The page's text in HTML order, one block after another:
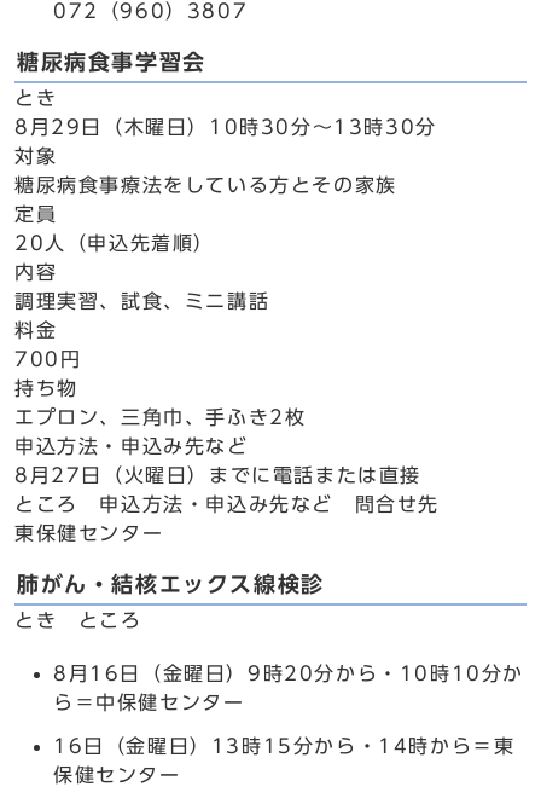
072（960）3807
糖尿病食事学習会
とき
8月29日（木曜日）10時30分～13時30分
対象
糖尿病食事療法をしている方とその家族
定員
20人（申込先着順）
内容
調理実習、試食、ミニ講話
料金
700円
持ち物
エプロン、三角巾、手ふき2枚
申込方法・申込み先など
8月27日（火曜日）までに電話または直接
ところ 申込方法・申込み先など 問合せ先
東保健センター
肺がん・結核エックス線検診
とき ところ
8月16日（金曜日）9時20分から・10時10分か
ら＝中保健センター
16日（金曜日）13時15分から・14時から＝東
保健センター